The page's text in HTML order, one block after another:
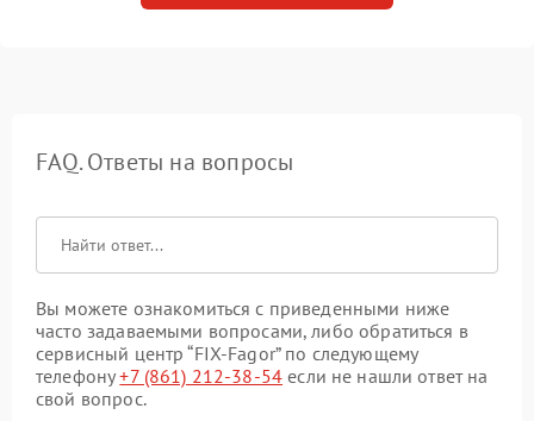
FAQ. Ответы на вопросы
Вы можете ознакомиться с приведенными ниже
часто задаваемыми вопросами, либо обратиться в
сервисный центр “FIX-Fagor” по следующему
телефону+7 (861) 212-38-54 если не нашли ответ на
свой вопрос.